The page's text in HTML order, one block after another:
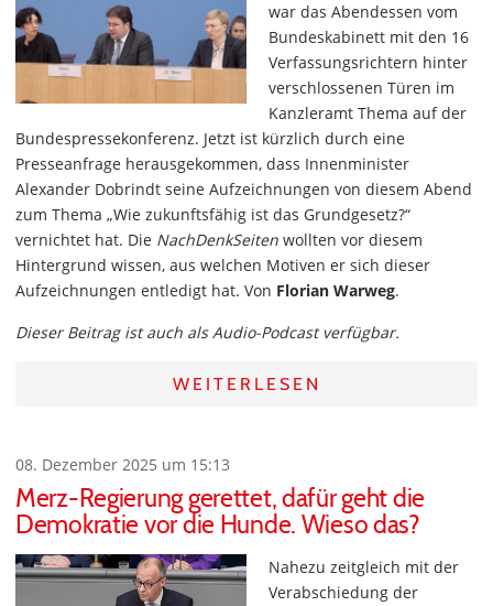
war das Abendessen vom
Bundeskabinett mit den 16
Verfassungsrichtern hinter
verschlossenen Türen im
Kanzleramt Thema auf der
Bundespressekonferenz. Jetzt ist kürzlich durch eine
Presseanfrage herausgekommen, dass Innenminister
Alexander Dobrindt seine Aufzeichnungen von diesem Abend
zum Thema „Wie zukunftsfähig ist das Grundgesetz?“
vernichtet hat. Die NachDenkSeiten wollten vor diesem
Hintergrund wissen, aus welchen Motiven er sich dieser
Aufzeichnungen entledigt hat. Von Florian Warweg.
Dieser Beitrag ist auch als Audio-Podcast verfügbar.
WEITERLESEN
08. Dezember 2025 um 15:13
Merz-Regierung gerettet, dafür geht die
Demokratie vor die Hunde. Wieso das?
Nahezu zeitgleich mit der
Verabschiedung der